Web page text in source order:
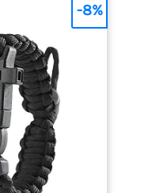
de premiers
livre et présente
aux voyages.
les bateaux, les
Soins complets
tout ce dont
et panser les
mini pochette
avez besoin
résistants que
que des
conçus pour
-8%